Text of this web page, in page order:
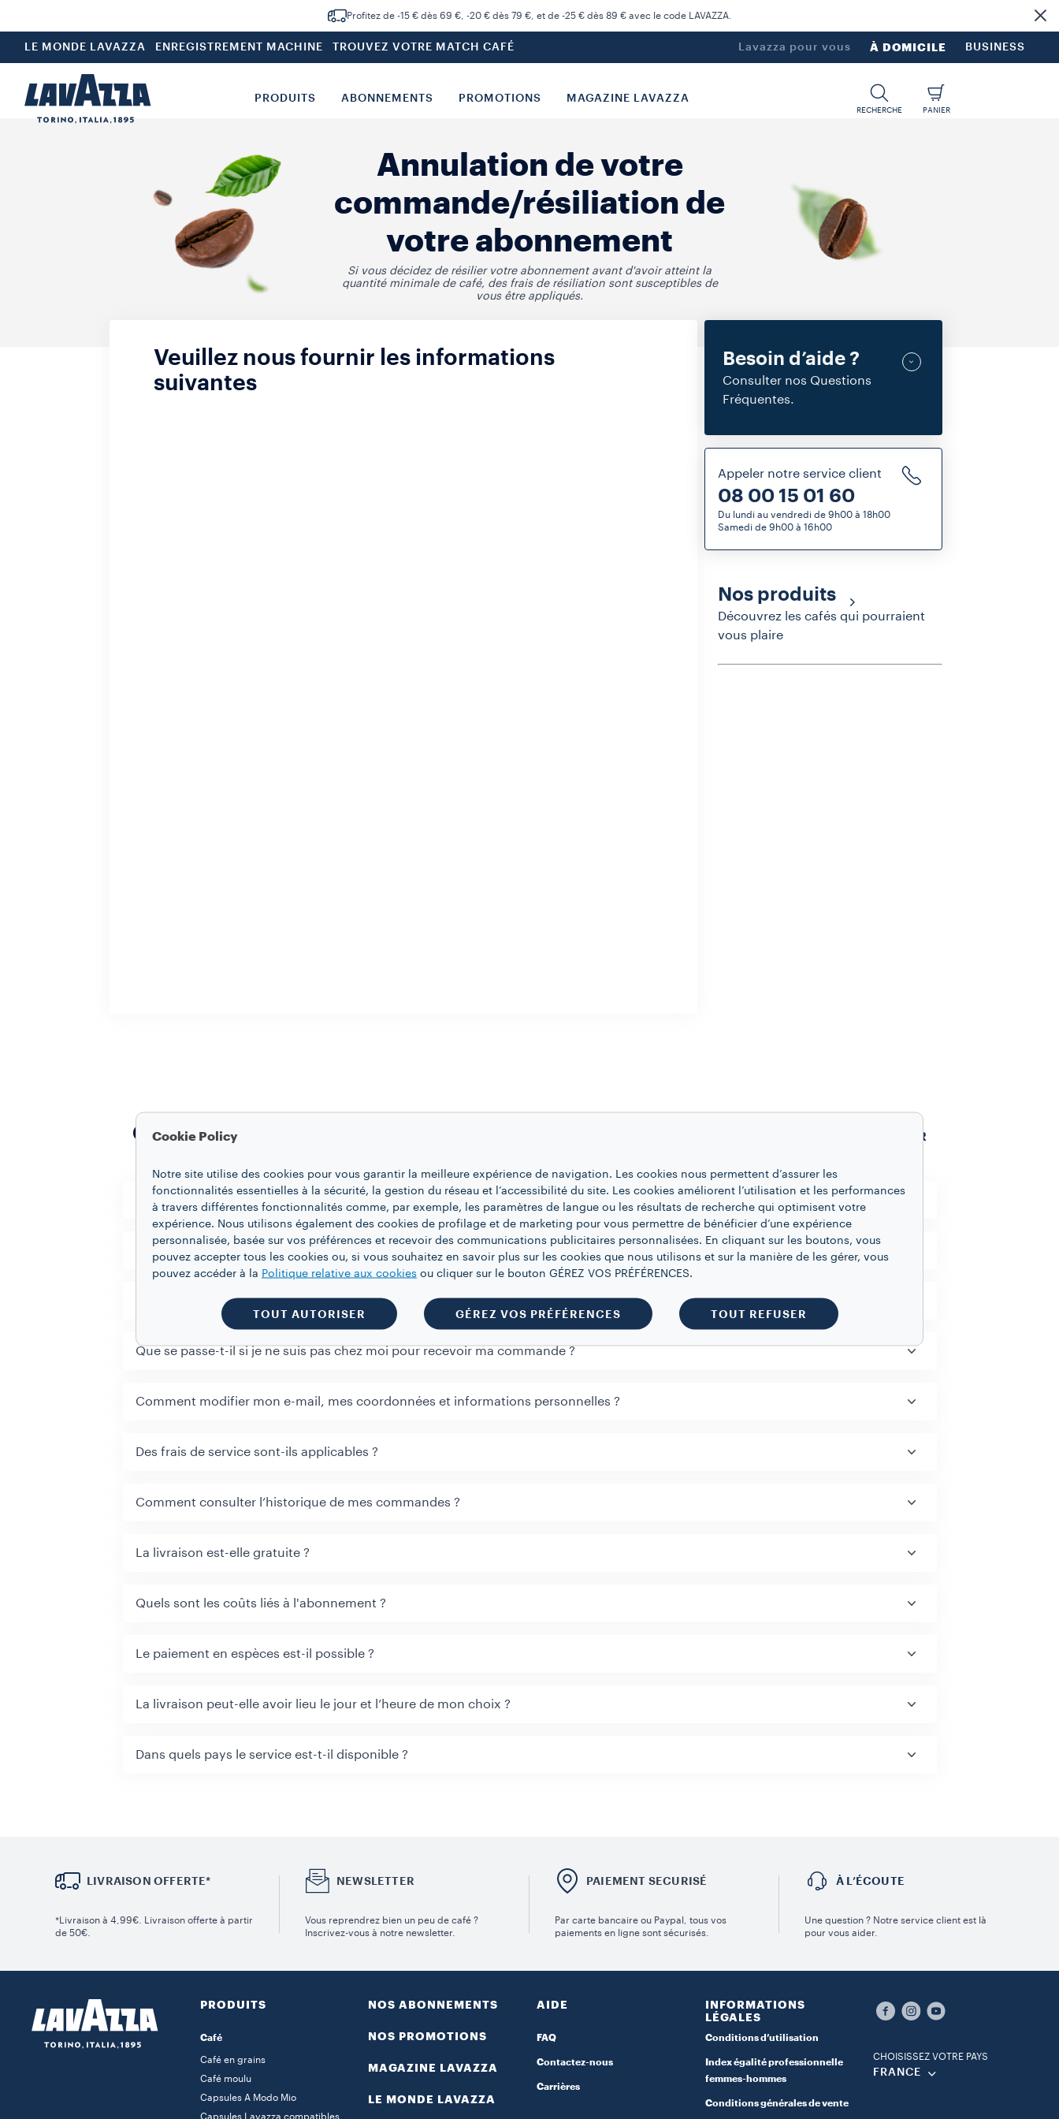
Profitez de -15 € dès 69 €, -20 € dès 79 €, et de -25 € dès 89 € avec le code LAVAZZA.
LE MONDE LAVAZZA ENREGISTREMENT MACHINE TROUVEZ VOTRE MATCH CAFÉ Lavazza pour vous À DOMICILE BUSINESS
PRODUITS ABONNEMENTS PROMOTIONS MAGAZINE LAVAZZA
RECHERCHE PANIER
Annulation de votre
commande/résiliation de
votre abonnement
Si vous décidez de résilier votre abonnement avant d'avoir atteint la
quantité minimale de café, des frais de résiliation sont susceptibles de
vous être appliqués.
Veuillez nous fournir les informations
suivantes
Besoin d’aide ?
Consulter nos Questions
Fréquentes.
Appeler notre service client
08 00 15 01 60
Du lundi au vendredi de 9h00 à 18h00
Samedi de 9h00 à 16h00
Nos produits
Découvrez les cafés qui pourraient
vous plaire
Questions Fréquentes TOUT AFFICHER
Dans quels pays le service est-t-il disponible ?
Pour combien de temps suis-je engagé si je m'abonne ?
Quand dois-je payer mes commandes d’abonnement ?
Que se passe-t-il si je ne suis pas chez moi pour recevoir ma commande ?
Comment modifier mon e-mail, mes coordonnées et informations personnelles ?
Des frais de service sont-ils applicables ?
Comment consulter l’historique de mes commandes ?
La livraison est-elle gratuite ?
Quels sont les coûts liés à l'abonnement ?
Le paiement en espèces est-il possible ?
La livraison peut-elle avoir lieu le jour et l’heure de mon choix ?
Dans quels pays le service est-t-il disponible ?
LIVRAISON OFFERTE*
*Livraison à 4,99€. Livraison offerte à partir
de 50€.
NEWSLETTER
Vous reprendrez bien un peu de café ?
Inscrivez-vous à notre newsletter.
PAIEMENT SECURISÉ
Par carte bancaire ou Paypal, tous vos
paiements en ligne sont sécurisés.
À L’ÉCOUTE
Une question ? Notre service client est là
pour vous aider.
PRODUITS
Café
Café en grains
Café moulu
Capsules A Modo Mio
Capsules Lavazza compatibles
NOS ABONNEMENTS
NOS PROMOTIONS
MAGAZINE LAVAZZA
LE MONDE LAVAZZA
AIDE
FAQ
Contactez-nous
Carrières
INFORMATIONS
LÉGALES
Conditions d’utilisation
Index égalité professionnelle
femmes-hommes
Conditions générales de vente
CHOISISSEZ VOTRE PAYS
FRANCE
Cookie Policy
Notre site utilise des cookies pour vous garantir la meilleure expérience de navigation. Les cookies nous permettent d’assurer les
fonctionnalités essentielles à la sécurité, la gestion du réseau et l’accessibilité du site. Les cookies améliorent l’utilisation et les performances
à travers différentes fonctionnalités comme, par exemple, les paramètres de langue ou les résultats de recherche qui optimisent votre
expérience. Nous utilisons également des cookies de profilage et de marketing pour vous permettre de bénéficier d’une expérience
personnalisée, basée sur vos préférences et recevoir des communications publicitaires personnalisées. En cliquant sur les boutons, vous
pouvez accepter tous les cookies ou, si vous souhaitez en savoir plus sur les cookies que nous utilisons et sur la manière de les gérer, vous
pouvez accéder à la Politique relative aux cookies ou cliquer sur le bouton GÉREZ VOS PRÉFÉRENCES.
TOUT AUTORISER GÉREZ VOS PRÉFÉRENCES TOUT REFUSER